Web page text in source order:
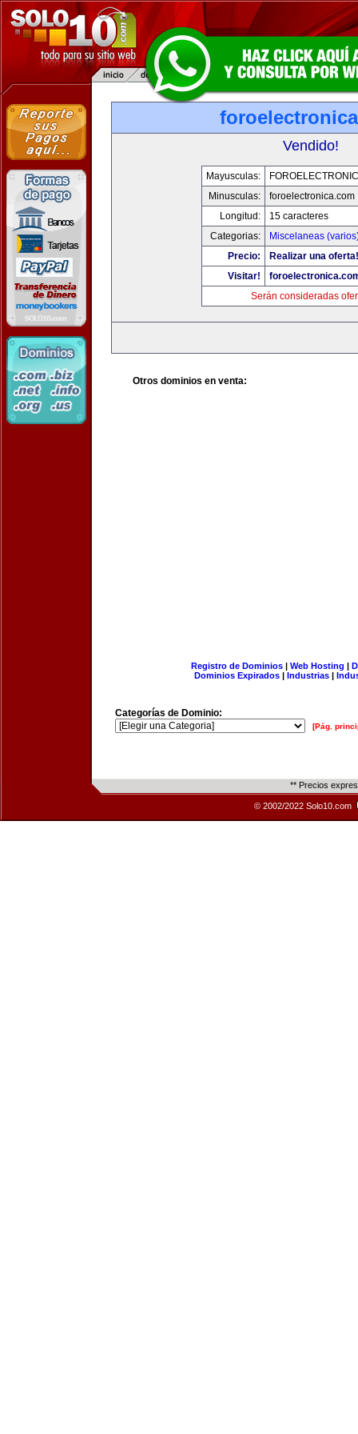
Vendido!
Mayusculas:
Minusculas:
foroelectronica.com
Longitud:
15 caracteres
Categorias:
Miscelaneas
Precio:
Realizar una oferta!
Visitar!
Serán consideradas
Otros dominios en venta:
Registro de Dominios| Web Hosting |
Dominios Expirados | Industrias |
Categorías de Dominio:
[Pág.
** Precios
© 2002/2022 Solo10.com